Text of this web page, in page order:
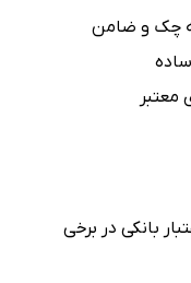
چک و ضامن
ساده
معتبر
بانکی در برخی